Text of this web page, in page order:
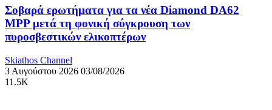
Σοβαρά ερωτήματα για τα νέα Diamond DA62
MPP μετά τη φονική σύγκρουση των
πυροσβεστικών ελικοπτέρων
Skiathos Channel
3 Αυγούστου 2026 03/08/2026
11.5K